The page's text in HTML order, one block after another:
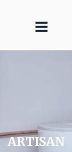
ARTISAN